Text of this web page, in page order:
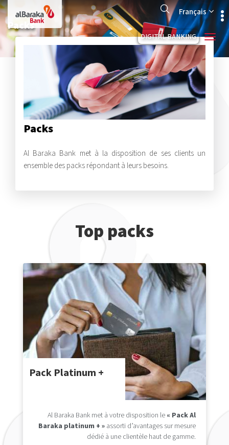
Aller
au
contenu
principal
Français
Search
DIGITAL BANKING
Packs
Packs
Al Baraka Bank met à la disposition de ses clients un
ensemble des packs répondant à leurs besoins.
Top packs
Pack Platinum +
Al Baraka Bank met à votre disposition le « Pack Al
Baraka platinum + » assorti d’avantages sur mesure
dédié à une clientèle haut de gamme.